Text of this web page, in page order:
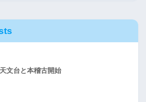
文台と本稽古開始